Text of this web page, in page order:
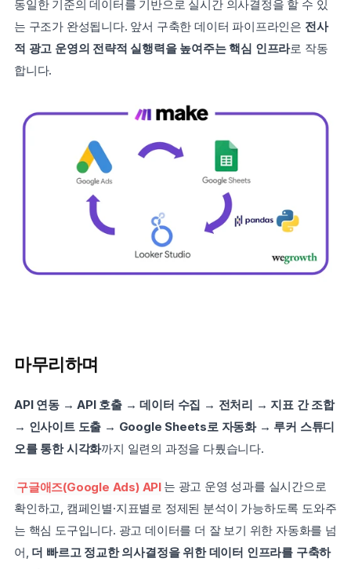
동일한 기준의 데이터를 기반으로 실시간 의사결정을 할 수 있
는 구조가 완성됩니다. 앞서 구축한 데이터 파이프라인은 전사
적 광고 운영의 전략적 실행력을 높여주는 핵심 인프라로 작동
합니다.
마무리하며
API 연동 → API 호출 → 데이터 수집 → 전처리 → 지표 간 조합
→ 인사이트 도출 → Google Sheets로 자동화 → 루커 스튜디
오를 통한 시각화까지 일련의 과정을 다뤘습니다.
구글애즈(Google Ads) API 는 광고 운영 성과를 실시간으로
확인하고, 캠페인별·지표별로 정제된 분석이 가능하도록 도와주
는 핵심 도구입니다. 광고 데이터를 더 잘 보기 위한 자동화를 넘
어, 더 빠르고 정교한 의사결정을 위한 데이터 인프라를 구축하